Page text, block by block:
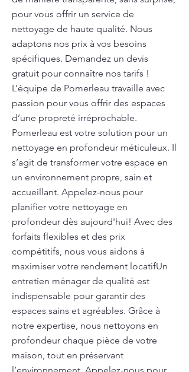
pour vous offrir un service de
nettoyage de haute qualité. Nous
adaptons nos prix à vos besoins
spécifiques. Demandez un devis
gratuit pour connaître nos tarifs !
L’équipe de Pomerleau travaille avec
passion pour vous offrir des espaces
d’une propreté irréprochable.
Pomerleau est votre solution pour un
nettoyage en profondeur méticuleux. Il
s’agit de transformer votre espace en
un environnement propre, sain et
accueillant. Appelez-nous pour
planifier votre nettoyage en
profondeur dès aujourd'hui! Avec des
forfaits flexibles et des prix
compétitifs, nous vous aidons à
maximiser votre rendement locatifUn
entretien ménager de qualité est
indispensable pour garantir des
espaces sains et agréables. Grâce à
notre expertise, nous nettoyons en
profondeur chaque pièce de votre
maison, tout en préservant